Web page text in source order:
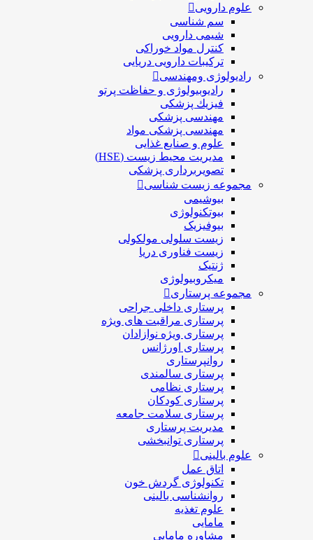
علوم دارویی
سم شناسی
شیمی دارویی
کنترل مواد خوراکی
ترکیبات دارویی دریایی
رادیولوژی ومهندسی
رادیوبیولوژی و حفاظت پرتو
فيزيك پزشکی
مهندسی پزشکی
مهندسی پزشکی مواد
علوم و صنايع غذایی
مدیریت محیط زیست (HSE)
تصویربرداری پزشکی
مجموعه زیست شناسی
بیوشیمی
بیوتکنولوژی
بیوفیزیک
زیست سلولی مولکولی
زیست فناوری دریا
ژنتیک
میکروبیولوژی
مجموعه پرستاری
پرستاری داخلی جراحی
پرستاری مراقبت های ويژه
پرستاری ويژه نوازادان
پرستاری اورژانس
روانپرستاری
پرستاری سالمندی
پرستاری نظامی
پرستاری کودکان
پرستاری سلامت جامعه
مدیریت پرستاری
پرستاری توانبخشی
علوم بالینی
اتاق عمل
تکنولوژی گردش خون
روانشناسی بالینی
علوم تغذیه
مامایی
مشاوره مامایی